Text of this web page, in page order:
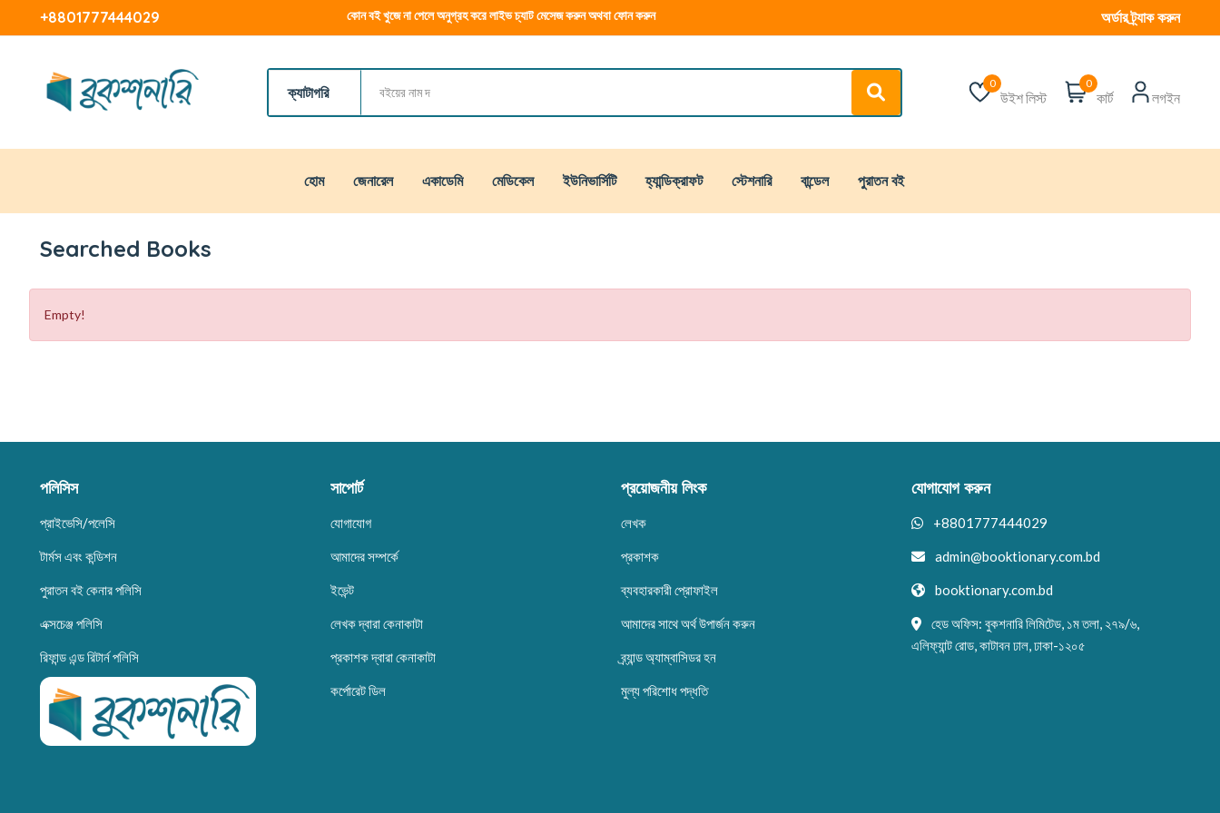
+8801777444029 কোন বই খুজে না পেলে অনুগ্রহ করে লাইভ চ্যাট মেসেজ করুন অথবা ফোন করুন অর্ডার ট্র্যাক করুন
ক্যাটাগরি
0
উইশ লিস্ট
0
কার্ট লগইন
হোম জেনারেল একাডেমি মেডিকেল ইউনিভার্সিটি হ্যান্ডিক্রাফট স্টেশনারি বান্ডেল পুরাতন বই
Searched Books
Empty!
পলিসিস
প্রাইভেসি/পলেসি
টার্মস এবং কন্ডিশন
পুরাতন বই কেনার পলিসি
এক্সচেঞ্জ পলিসি
রিফান্ড এন্ড রিটার্ন পলিসি
সাপোর্ট
যোগাযোগ
আমাদের সম্পর্কে
ইভেন্ট
লেখক দ্বারা কেনাকাটা
প্রকাশক দ্বারা কেনাকাটা
কর্পোরেট ডিল
প্রয়োজনীয় লিংক
লেখক
প্রকাশক
ব্যবহারকারী প্রোফাইল
আমাদের সাথে অর্থ উপার্জন করুন
ব্র্যান্ড অ্যাম্বাসিডর হন
মুল্য পরিশোধ পদ্ধতি
যোগাযোগ করুন
+8801777444029
admin@booktionary.com.bd
booktionary.com.bd
হেড অফিস: বুকশনারি লিমিটেড, ১ম তলা, ২৭৯/৬,
এলিফ্যান্ট রোড, কাটাবন ঢাল, ঢাকা-১২০৫